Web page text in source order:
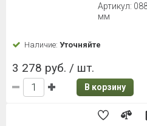
Артикул:
мм
Наличие: Уточняйте
3 278 руб. / шт.
В корзину